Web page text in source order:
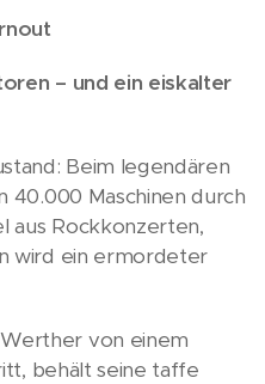
– und ein eiskalter
Beim legendären
40.000 Maschinen durch
aus Rockkonzerten,
wird ein ermordeter
von einem
behält seine taffe